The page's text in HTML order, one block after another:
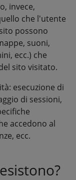
invece,
che l'utente
possono
suoni,
ecc.) che
sito visitato.
esecuzione di
di sessioni,
accedono al
ecc.